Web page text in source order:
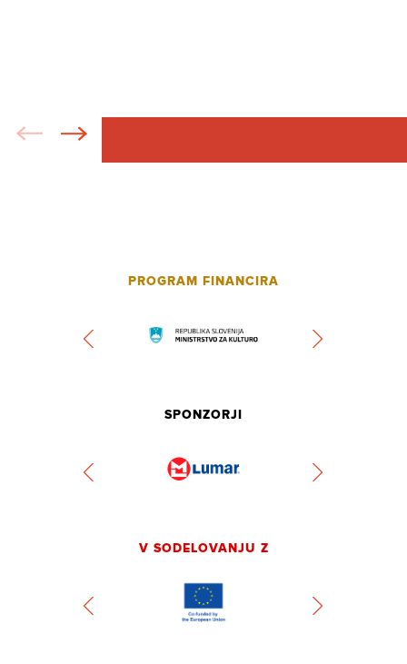
PROGRAM FINANCIRA
SPONZORJI
V SODELOVANJU Z